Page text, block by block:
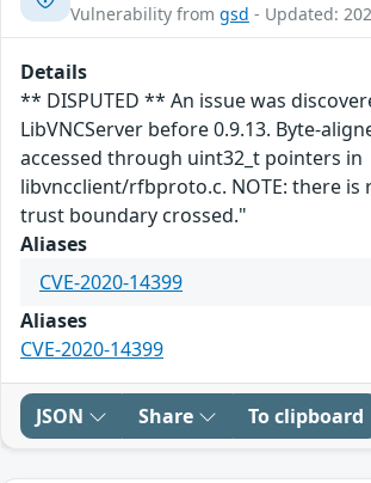
Vulnerability from gsd - Updated:
Details
** DISPUTED ** An issue was
LibVNCServer before 0.9.13. Byte-
accessed through uint32_t pointers in
libvncclient/rfbproto.c. NOTE: there is
trust boundary crossed."
Aliases
CVE-2020-14399
Aliases
CVE-2020-14399
JSON Share To clipboard